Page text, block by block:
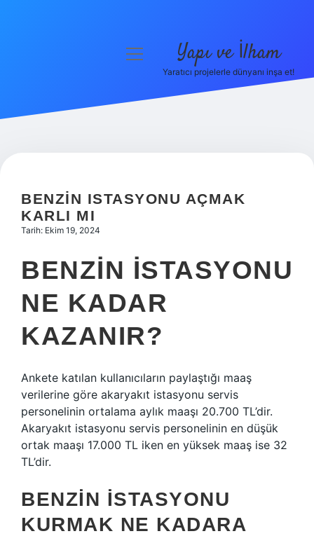
Hakkımızda
menüyü
Yapı ve İlham
Yaratıcı projelerle dünyanı inşa et!
BENZIN ISTASYONU AÇMAK
KARLI MI
Tarih: Ekim 19, 2024
BENZIN ISTASYONU
NE KADAR
KAZANIR?
Ankete katılan kullanıcıların paylaştığı maaş
verilerine göre akaryakıt istasyonu servis
personelinin ortalama aylık maaşı 20.700 TL’dir.
Akaryakıt istasyonu servis personelinin en düşük
ortak maaşı 17.000 TL iken en yüksek maaş ise 32
TL’dir.
BENZIN ISTASYONU
KURMAK NE KADARA